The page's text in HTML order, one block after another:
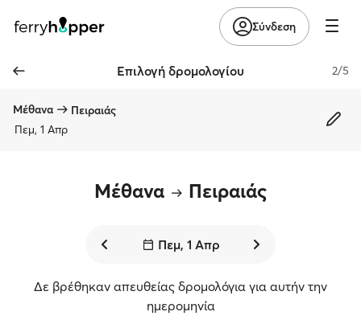
Σύνδεση
Επιλογή δρομολογίου 2/5
Μέθανα
Πειραιάς
Πεμ, 1 Απρ
Μέθανα Πειραιάς
Πεμ, 1 Απρ
Δε βρέθηκαν απευθείας δρομολόγια για αυτήν την
ημερομηνία